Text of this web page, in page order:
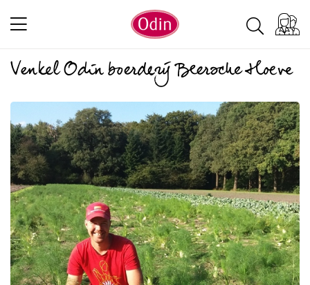
Venkel Odin boerderij Beersche Hoeve